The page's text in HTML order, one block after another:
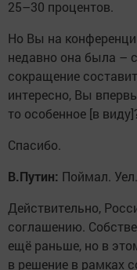
25–30 процентов.
Но Вы на
недавно она была –
сокращение
интересно, Вы
то особенное [в
Спасибо.
В.Путин: Поймал. Уел.
Действительно,
соглашению.
ещё раньше, но в
в решение в рамках